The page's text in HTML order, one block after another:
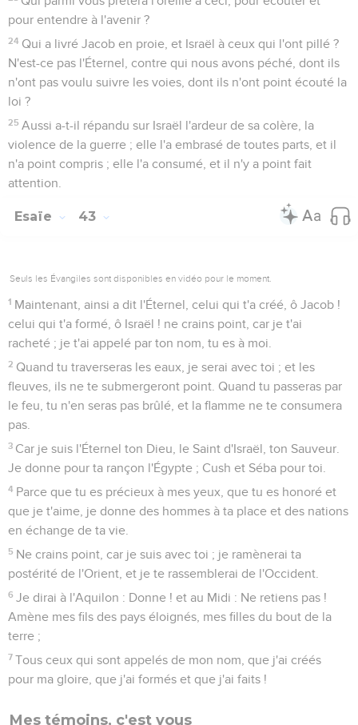
pour entendre à l'avenir ?
24 Qui a livré Jacob en proie, et Israël à ceux qui l'ont pillé ?
N'est-ce pas l'Éternel, contre qui nous avons péché, dont ils
n'ont pas voulu suivre les voies, dont ils n'ont point écouté la
loi ?
25 Aussi a-t-il répandu sur Israël l'ardeur de sa colère, la
violence de la guerre ; elle l'a embrasé de toutes parts, et il
n'a point compris ; elle l'a consumé, et il n'y a point fait
attention.
Esaïe 43
Seuls les Évangiles sont disponibles en vidéo pour le moment.
1 Maintenant, ainsi a dit l'Éternel, celui qui t'a créé, ô Jacob !
celui qui t'a formé, ô Israël ! ne crains point, car je t'ai
racheté ; je t'ai appelé par ton nom, tu es à moi.
2 Quand tu traverseras les eaux, je serai avec toi ; et les
fleuves, ils ne te submergeront point. Quand tu passeras par
le feu, tu n'en seras pas brûlé, et la flamme ne te consumera
pas.
3 Car je suis l'Éternel ton Dieu, le Saint d'Israël, ton Sauveur.
Je donne pour ta rançon l'Égypte ; Cush et Séba pour toi.
4 Parce que tu es précieux à mes yeux, que tu es honoré et
que je t'aime, je donne des hommes à ta place et des nations
en échange de ta vie.
5 Ne crains point, car je suis avec toi ; je ramènerai ta
postérité de l'Orient, et je te rassemblerai de l'Occident.
6 Je dirai à l'Aquilon : Donne ! et au Midi : Ne retiens pas !
Amène mes fils des pays éloignés, mes filles du bout de la
terre ;
7 Tous ceux qui sont appelés de mon nom, que j'ai créés
pour ma gloire, que j'ai formés et que j'ai faits !
Mes témoins, c'est vous